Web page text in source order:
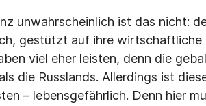
unwahrscheinlich ist das nicht:
gestützt auf ihre wirtschaftliche
viel eher leisten, denn die
die Russlands. Allerdings ist
– lebensgefährlich. Denn hier